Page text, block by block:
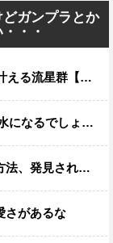
ガンプラとか
・・
問”の時間です 2期】
はぁ～…」→結果ｗｗｗ
されるｗｗｗｗ
さがあるな